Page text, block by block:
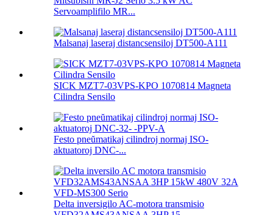
Servoamplifilo MR...
Malsanaj laseraj distancsensiloj DT500-A111
SICK MZT7-03VPS-KPO 1070814 Magneta
Cilindra Sensilo
Festo pneŭmatikaj cilindroj normaj ISO-
aktuatoroj DNC-...
Delta inversigilo AC-motora transmisio